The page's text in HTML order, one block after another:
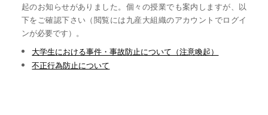
起のお知らせがありました。個々の授業でも案内しますが、以
下をご確認下さい（閲覧には九産大組織のアカウントでログイ
ンが必要です）。
大学生における事件・事故防止について（注意喚起）
不正行為防止について